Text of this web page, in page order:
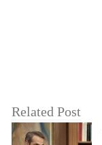
Related Post